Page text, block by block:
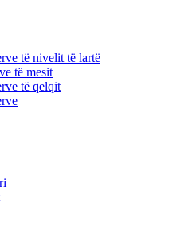
të nivelit të lartë
të mesit
të qelqit